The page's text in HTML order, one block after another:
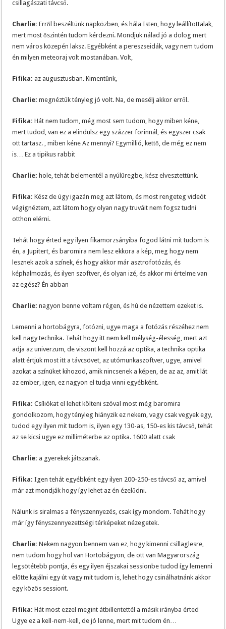
csillagászati távcső.
Charlie: Erről beszéltünk napközben, és hála Isten, hogy leállítottalak,
mert most őszintén tudom kérdezni. Mondjuk nálad jó a dolog mert
nem város közepén laksz. Egyébként a pereszseidák, vagy nem tudom
én milyen meteoraj volt mostanában. Volt,
Fifika: az augusztusban. Kimentünk,
Charlie: megnéztük tényleg jó volt. Na, de mesélj akkor erről.
Fifika: Hát nem tudom, még most sem tudom, hogy miben kéne,
mert tudod, van ez a elindulsz egy százzer forinnál, és egyszer csak
ott tartasz. , miben kéne Az mennyi? Egymillió, kettő, de még ez nem
is… Ez a tipikus rabbit
Charlie: hole, tehát belementél a nyúlüregbe, kész elvesztettünk.
Fifika: Kész de úgy igazán meg azt látom, és most rengeteg videót
végignéztem, azt látom hogy olyan nagy truváit nem fogsz tudni
otthon elérni.
Tehát hogy érted egy ilyen fikamorzsányiba fogod látni mit tudom is
én, a Jupitert, és baromira nem lesz ekkora a kép, meg hogy nem
lesznek azok a színek, és hogy akkor már asztrofotózás, és
képhalmozás, és ilyen szoftver, és olyan izé, és akkor mi értelme van
az egész? Én abban
Charlie: nagyon benne voltam régen, és hú de nézettem ezeket is.
Lemenni a hortobágyra, fotózni, ugye maga a fotózás részéhez nem
kell nagy technika. Tehát hogy itt nem kell mélység-élesség, mert azt
adja az univerzum, de viszont kell hozzá az optika, a technika optika
alatt értjük most itt a távcsövet, az utómunkaszoftver, ugye, amivel
azokat a színüket kihozod, amik nincsenek a képen, de az az, amit lát
az ember, igen, ez nagyon el tudja vinni egyébként.
Fifika: Csíliókat el lehet költeni szóval most még baromira
gondolkozom, hogy tényleg hiányzik ez nekem, vagy csak vegyek egy,
tudod egy ilyen mit tudom is, ilyen egy 130-as, 150-es kis távcső, tehát
az se kicsi ugye ez milliméterbe az optika. 1600 alatt csak
Charlie: a gyerekek játszanak.
Fifika: Igen tehát egyébként egy ilyen 200-250-es távcső az, amivel
már azt mondják hogy így lehet az én ézelődni.
Nálunk is siralmas a fényszennyezés, csak így mondom. Tehát hogy
már így fényszennyezettségi térképeket nézegetek.
Charlie: Nekem nagyon bennem van ez, hogy kimenni csillaglesre,
nem tudom hogy hol van Hortobágyon, de ott van Magyarország
legsötétebb pontja, és egy ilyen éjszakai sessionbe tudod így lemenni
előtte kajálni egy út vagy mit tudom is, lehet hogy csinálhatnánk akkor
egy közös sessiont.
Fifika: Hát most ezzel megint átbillentettél a másik irányba érted
Ugye ez a kell-nem-kell, de jó lenne, mert mit tudom én…